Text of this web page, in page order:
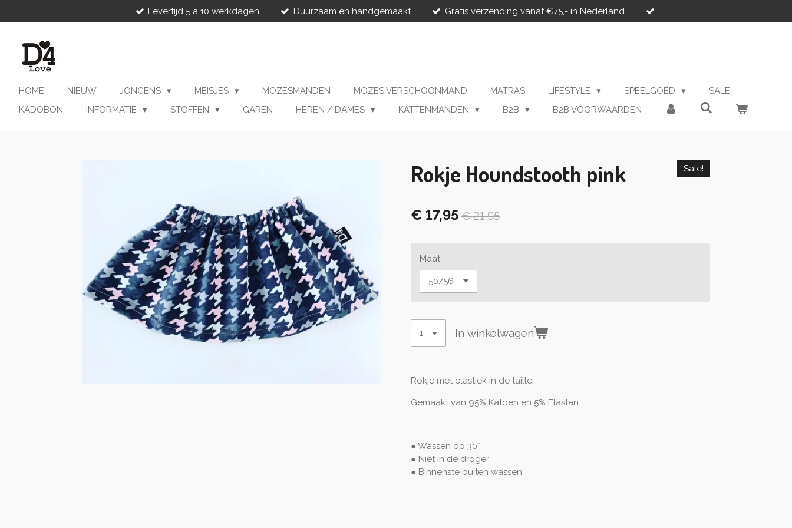
direct
hoofdinhoud
Levertijd 5 a 10 werkdagen. Duurzaam en handgemaakt. Gratis verzending vanaf €75,- in Nederland.
HOME NIEUW JONGENS MEISJES MOZESMANDEN MOZES VERSCHOONMAND MATRAS LIFESTYLE SPEELGOED
SALE
KADOBON
INFORMATIE STOFFEN GAREN HEREN / DAMES KATTENMANDEN B2B B2B VOORWAARDEN
Rokje Houndstooth pink Sale!
€ 17,95 € 21,95
Maat
In winkelwagen
Rokje met elastiek in de taille.
Gemaakt van 95% Katoen en 5% Elastan.
● Wassen op 30°
● Niet in de droger
● Binnenste buiten wassen